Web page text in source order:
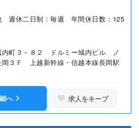
週休二日制：毎週 年間休日数：125
内町３－８２ ドルミー城内ビル ノ
岡３Ｆ 上越新幹線・信越本線長岡駅
へ 求人をキープ